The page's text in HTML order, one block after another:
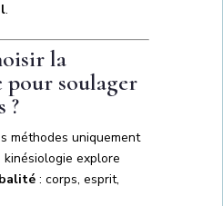
.
la
soulager
?
méthodes uniquement
explore
: corps, esprit,